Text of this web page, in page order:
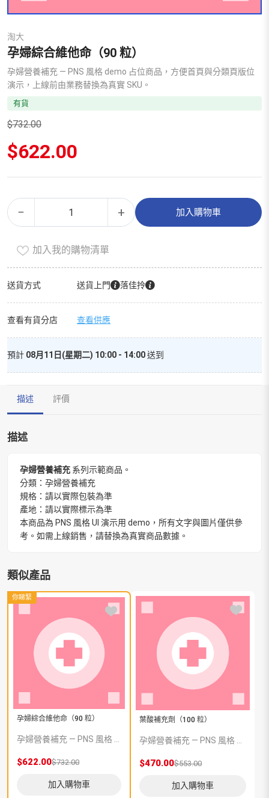
淘大
孕婦綜合維他命（90 粒）
孕婦營養補充 — PNS 風格 demo 占位商品，方便首頁與分類頁版位
演示，上線前由業務替換為真實 SKU。
有貨
$732.00
原
始
$732.00。
$622.00
價
格：
$622.00。
−
孕
婦
維
他
粒）
數
量
+ 加入購物車
Alternative:
加入我的購物清單
送貨方式 送貨上門 落佳拎
查看有貨分店 查看供應
預計 08月11日(星期二) 10:00 - 14:00送到
描述 評價
描述
孕婦營養補充 系列示範商品。
分類：孕婦營養補充
規格：請以實際包裝為準
產地：請以實際標示為準
本商品為 PNS 風格 UI 演示用 demo，所有文字與圖片僅供參
考。如需上線銷售，請替換為真實商品數據。
類似產品
你睇緊
孕婦綜合維他命（90 粒）
孕婦營養補充 — PNS 風格 demo 占位商品，方便首頁與分類頁版位演示，上線前由業務替換為真實 SKU。
$622.00$732.00
加入購物車
葉酸補充劑（100 粒）
孕婦營養補充 — PNS 風格 demo 占位商品，方便首頁與分類頁版位演示，上線前由業務替換為真實 SKU。
$470.00$553.00
加入購物車